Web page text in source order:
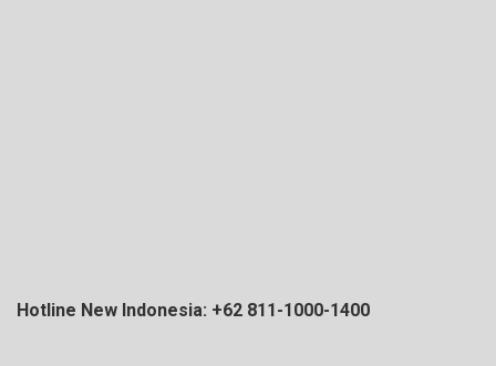
Hotline New Indonesia: +62 811-1000-1400